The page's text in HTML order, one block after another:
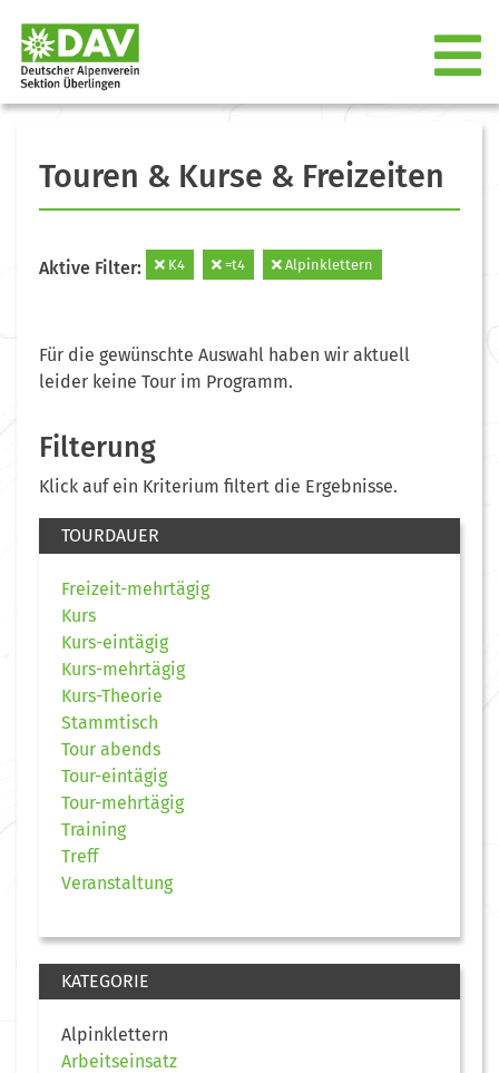
Touren & Kurse & Freizeiten
Aktive Filter: K4 =t4 Alpinklettern
Für die gewünschte Auswahl haben wir aktuell
leider keine Tour im Programm.
Filterung
Klick auf ein Kriterium filtert die Ergebnisse.
TOURDAUER
Freizeit-mehrtägig
Kurs
Kurs-eintägig
Kurs-mehrtägig
Kurs-Theorie
Stammtisch
Tour abends
Tour-eintägig
Tour-mehrtägig
Training
Treff
Veranstaltung
KATEGORIE
Alpinklettern
Arbeitseinsatz